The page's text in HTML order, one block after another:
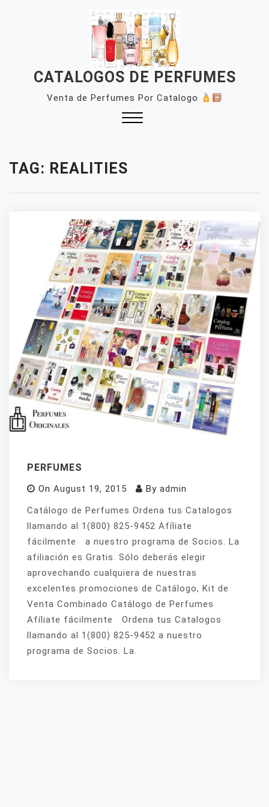
CATALOGOS DE PERFUMES
Venta de Perfumes Por Catalogo
TAG: REALITIES
PERFUMES
On August 19, 2015 By admin
Catálogo de Perfumes Ordena tus Catalogos
llamando al 1(800) 825-9452 Afíliate
fácilmente a nuestro programa de Socios. La
afiliación es Gratis. Sólo deberás elegir
aprovechando cualquiera de nuestras
excelentes promociones de Catálogo, Kit de
Venta Combinado Catálogo de Perfumes
Afíliate fácilmente Ordena tus Catalogos
llamando al 1(800) 825-9452 a nuestro
programa de Socios. La.